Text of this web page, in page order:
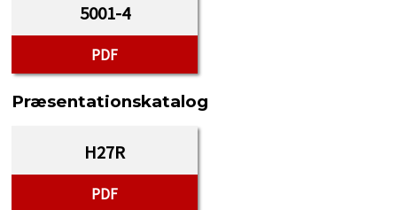
5001-4
PDF
Præsentationskatalog
H27R
PDF